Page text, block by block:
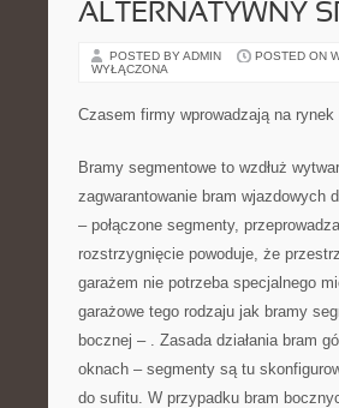
ALTERNATYWNY
POSTED BY ADMIN POSTED ON
WYŁĄCZONA
Czasem firmy wprowadzają na rynek
Bramy segmentowe to wzdłuż
zagwarantowanie bram wjazdowych
– połączone segmenty,
rozstrzygnięcie powoduje, że
garażem nie potrzeba specjalnego
garażowe tego rodzaju jak bramy
bocznej – . Zasada działania bram
oknach – segmenty są tu
do sufitu. W przypadku bram